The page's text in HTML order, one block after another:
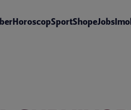
HoroscopSportShopeJobs